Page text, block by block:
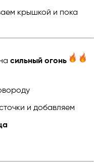
крышкой и пока
сильный огонь
и добавляем